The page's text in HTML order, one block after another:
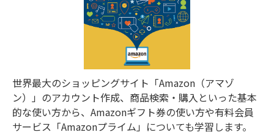
世界最大のショッピングサイト「Amazon（アマゾ
ン）」のアカウント作成、商品検索・購入といった基本
的な使い方から、Amazonギフト券の使い方や有料会員
サービス「Amazonプライム」についても学習します。